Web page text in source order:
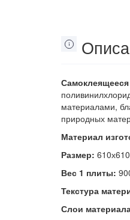
материалами,
природных
Материал
Размер:
Вес 1 плиты:
Текстура
Слои